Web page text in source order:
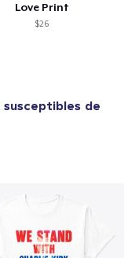
Love Print
$26
susceptibles de